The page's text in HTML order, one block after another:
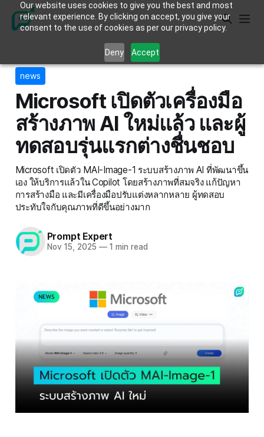
Our website uses cookies to give you the best and most
relevant experience. By clicking on accept, you give your
consent to the use of cookies as per our privacy policy.
Deny Accept
news
Microsoft เปิดตัวเครื่องมือ
สร้างภาพ AI ใหม่แล้ว และผู้
ทดสอบรุ่นแรกต่างชื่นชอบ
Microsoft เปิดตัว MAI-Image-1 ระบบสร้างภาพ AI ที่พัฒนาขึ้น
เอง ให้บริการแล้วใน Copilot โดยสร้างภาพที่สมจริง แก้ปัญหา
การสร้างมือ และมีเครื่องมือปรับแต่งหลากหลาย ผู้ทดสอบ
ประทับใจกับคุณภาพที่ดีขึ้นอย่างมาก
Prompt Expert
Nov 15, 2025 —1 min read